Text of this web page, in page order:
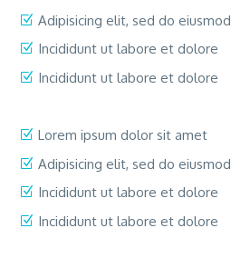
Adipisicing elit, sed do eiusmod
Incididunt ut labore et dolore
Incididunt ut labore et dolore
Lorem ipsum dolor sit amet
Adipisicing elit, sed do eiusmod
Incididunt ut labore et dolore
Incididunt ut labore et dolore